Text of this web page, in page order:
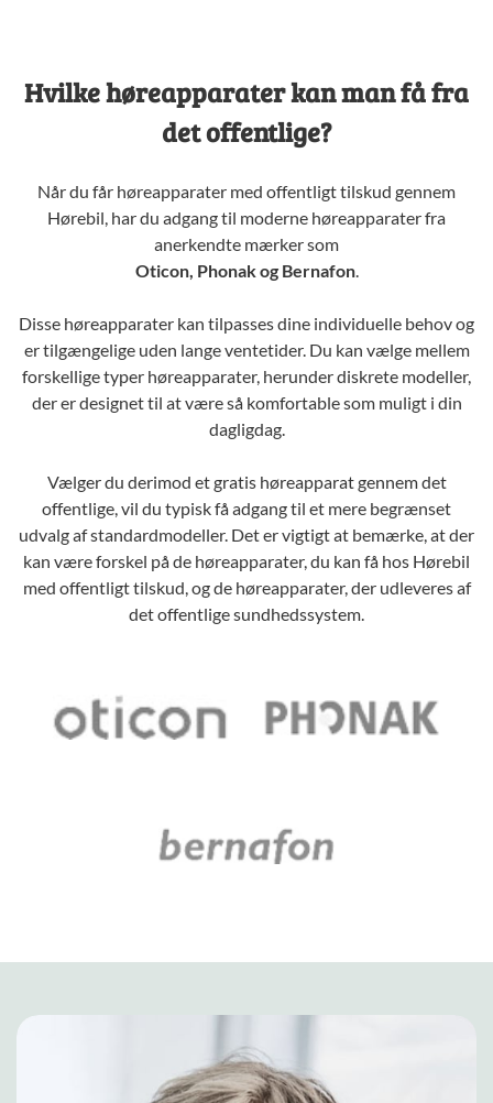
Hvilke høreapparater kan man få fra
det offentlige?
Når du får høreapparater med offentligt tilskud gennem
Hørebil, har du adgang til moderne høreapparater fra
anerkendte mærker som
Oticon, Phonak og Bernafon.
Disse høreapparater kan tilpasses dine individuelle behov og
er tilgængelige uden lange ventetider. Du kan vælge mellem
forskellige typer høreapparater, herunder diskrete modeller,
der er designet til at være så komfortable som muligt i din
dagligdag.
Vælger du derimod et gratis høreapparat gennem det
offentlige, vil du typisk få adgang til et mere begrænset
udvalg af standardmodeller. Det er vigtigt at bemærke, at der
kan være forskel på de høreapparater, du kan få hos Hørebil
med offentligt tilskud, og de høreapparater, der udleveres af
det offentlige sundhedssystem.